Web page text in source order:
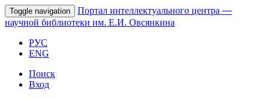
Toggle navigation Портал интеллектуального центра —
научной библиотеки им. Е.И. Овсянкина
РУС
ENG
Поиск
Вход